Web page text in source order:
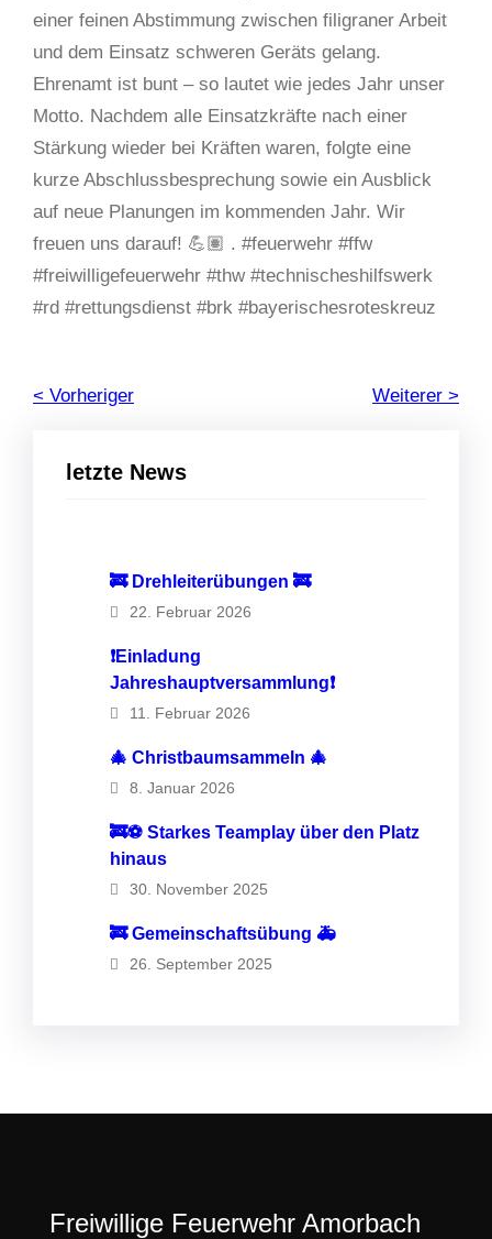
letzte News
🚒 Drehleiterübungen 🚒
22. Februar 2026
❗️Einladung
Jahreshauptversammlung❗️
11. Februar 2026
🎄 Christbaumsammeln 🎄
8. Januar 2026
🚒⚽️ Starkes Teamplay über den Platz
hinaus
30. November 2025
🚒 Gemeinschaftsübung 🚑
26. September 2025
einer feinen Abstimmung zwischen filigraner Arbeit
und dem Einsatz schweren Geräts gelang.
Ehrenamt ist bunt – so lautet wie jedes Jahr unser
Motto. Nachdem alle Einsatzkräfte nach einer
Stärkung wieder bei Kräften waren, folgte eine
kurze Abschlussbesprechung sowie ein Ausblick
auf neue Planungen im kommenden Jahr. Wir
freuen uns darauf! 💪🏽 . #feuerwehr #ffw
#freiwilligefeuerwehr #thw #technischeshilfswerk
#rd #rettungsdienst #brk #bayerischesroteskreuz
< Vorheriger Weiterer >
Freiwillige Feuerwehr Amorbach